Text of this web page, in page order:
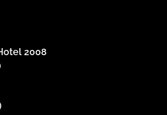
2008